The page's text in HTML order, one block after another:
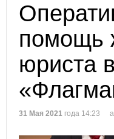
помощь
юриста
31 Мая 2021 года 14:23